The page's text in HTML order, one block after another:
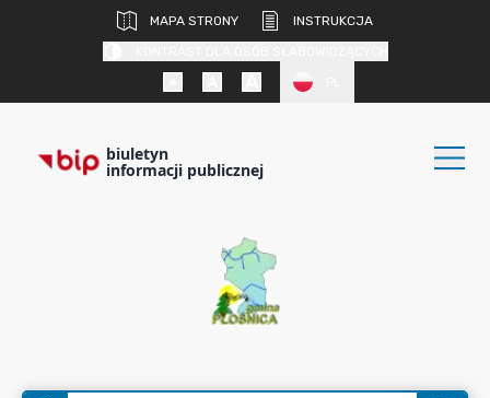
MAPA STRONY
INSTRUKCJA
biuletyn
informacji publicznej